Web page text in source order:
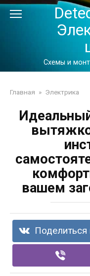
Перейти
Схемы и
Главная » Электрика
вашем
Поделиться